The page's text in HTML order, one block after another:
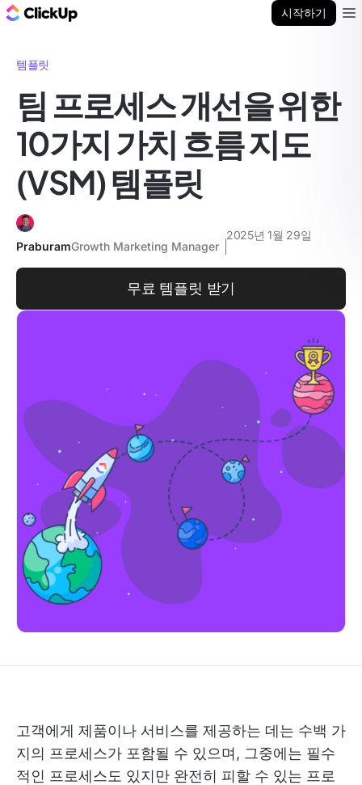
시작하기
템플릿
팀 프로세스 개선을 위한
10가지 가치 흐름 지도
(VSM) 템플릿
PraburamGrowth Marketing Manager
2025년 1월 29일
무료 템플릿 받기
고객에게 제품이나 서비스를 제공하는 데는 수백 가
지의 프로세스가 포함될 수 있으며, 그중에는 필수
적인 프로세스도 있지만 완전히 피할 수 있는 프로